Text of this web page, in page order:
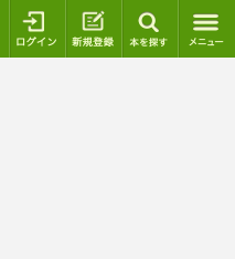
ログイン 新規登録